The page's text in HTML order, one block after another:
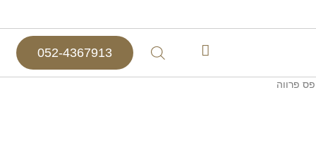
052-4367913
פרווה